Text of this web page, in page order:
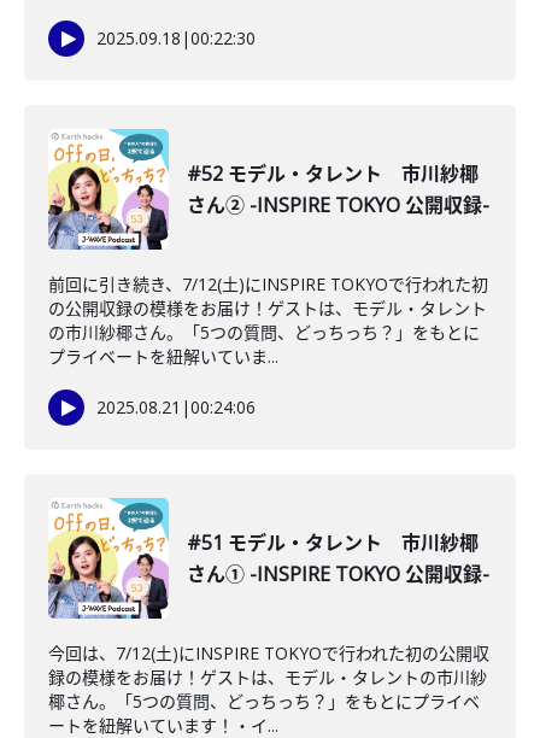
2025.09.18 |00:22:30
#52 モデル・タレント 市川紗椰
さん② -INSPIRE TOKYO 公開収録-
前回に引き続き、7/12(土)にINSPIRE TOKYOで行われた初
の公開収録の模様をお届け！ゲストは、モデル・タレント
の市川紗椰さん。「5つの質問、どっちっち？」をもとに
プライベートを紐解いていま...
2025.08.21 |00:24:06
#51 モデル・タレント 市川紗椰
さん① -INSPIRE TOKYO 公開収録-
今回は、7/12(土)にINSPIRE TOKYOで行われた初の公開収
録の模様をお届け！ゲストは、モデル・タレントの市川紗
椰さん。「5つの質問、どっちっち？」をもとにプライベ
ートを紐解いています！・イ...